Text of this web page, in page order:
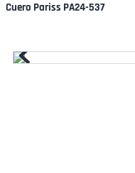
Cuero Pariss PA24-537